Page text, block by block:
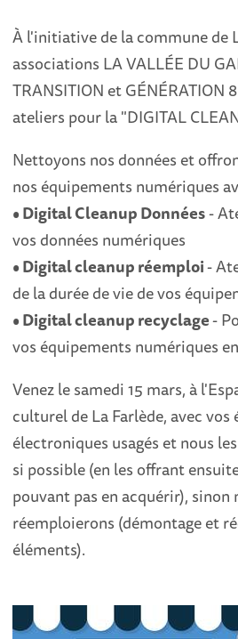
À l'initiative de la commune de
associations LA VALLÉE DU
TRANSITION et GÉNÉRATION
ateliers pour la "DIGITAL
Nettoyons nos données et
nos équipements numériques
• Digital Cleanup Données-
vos données numériques
• Digital cleanup réemploi-
de la durée de vie de vos
• Digital cleanup recyclage-
vos équipements numériques
Venez le samedi 15 mars, à
culturel de La Farlède, avec
électroniques usagés et nous
si possible (en les offrant
pouvant pas en acquérir), sinon
réemploierons (démontage et
éléments).